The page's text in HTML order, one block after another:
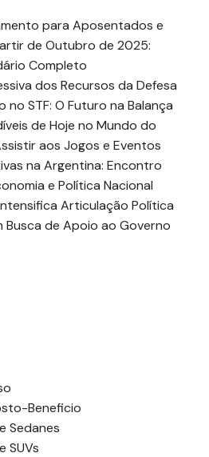
para Aposentados e
de Outubro de 2025:
Completo
dos Recursos da Defesa
no STF: O Futuro na Balança
de Hoje no Mundo do
aos Jogos e Eventos
na Argentina: Encontro
e Política Nacional
Articulação Política
Busca de Apoio ao Governo
Beneficio
Sedanes
SUVs